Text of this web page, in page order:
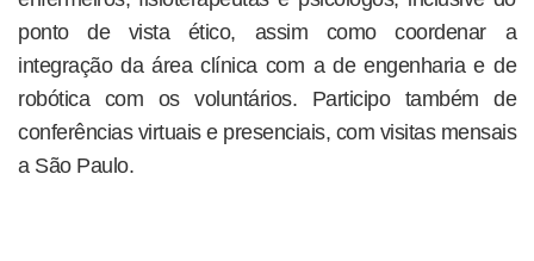
ponto de vista ético, assim como coordenar a
integração da área clínica com a de engenharia e de
robótica com os voluntários. Participo também de
conferências virtuais e presenciais, com visitas mensais
a São Paulo.